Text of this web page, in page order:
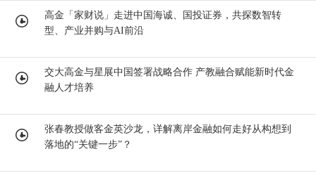
高金「家财说」走进中国海诚、国投证券，共探数智转
型、产业并购与AI前沿
交大高金与星展中国签署战略合作 产教融合赋能新时代金
融人才培养
张春教授做客金英沙龙，详解离岸金融如何走好从构想到
落地的“关键一步”？